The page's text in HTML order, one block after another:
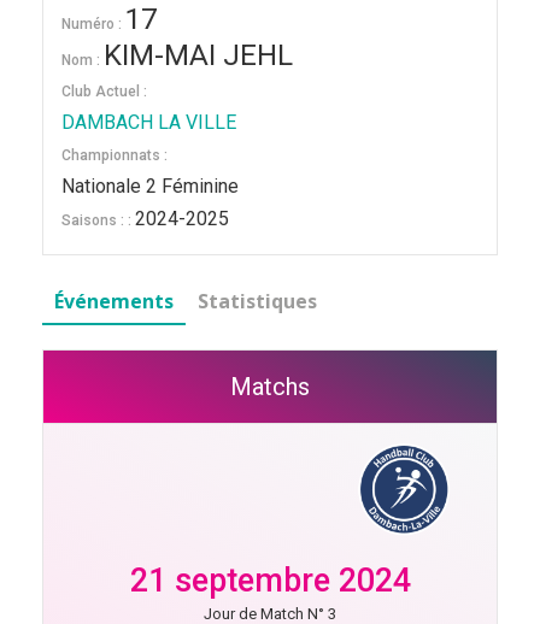
Numéro : 17
Nom : KIM-MAI JEHL
Club Actuel :
DAMBACH LA VILLE
Championnats :
Nationale 2 Féminine
Saisons : : 2024-2025
Événements Statistiques
Matchs
21 septembre 2024
Jour de Match N° 3